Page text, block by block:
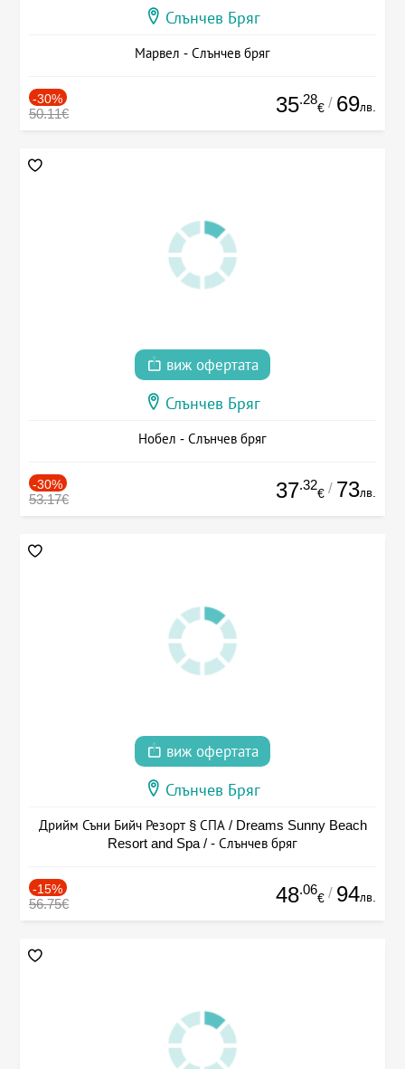
Слънчев Бряг
Марвел - Слънчев бряг
-30%
50.11€ 35.28
€ / 69лв.
виж офертата
Слънчев Бряг
Нобел - Слънчев бряг
-30%
53.17€ 37.32
€ / 73лв.
виж офертата
Слънчев Бряг
Дрийм Съни Бийч Резорт § СПА / Dreams Sunny Beach
Resort and Spa / - Слънчев бряг
-15%
56.75€ 48.06
€ / 94лв.